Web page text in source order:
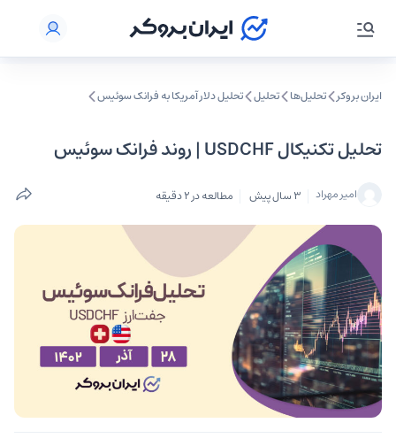
ایران بروکر تحلیل‌ها تحلیل‌ تحلیل دلار آمریکا به فرانک سوئیس
تحلیل تکنیکال USDCHF | روند فرانک سوئیس
امیر مهراد 3 سال پیش مطالعه در 2 دقیقه